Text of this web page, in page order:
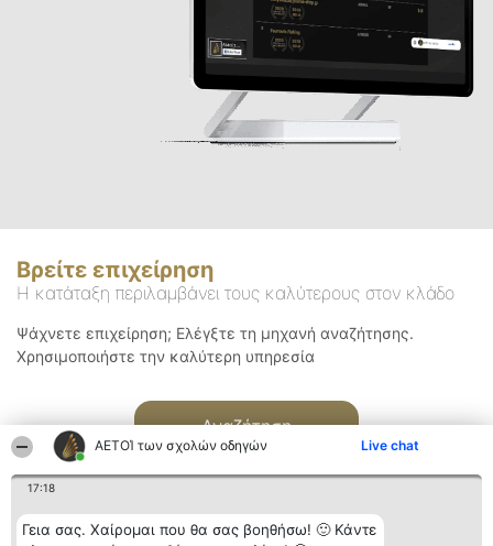
ΑΕΤΟΊ των σχολών οδηγών Live chat
17:18
Γεια σας. Χαίρομαι που θα σας βοηθήσω! 🙂 Κάντε
Βρείτε επιχείρηση
Η κατάταξη περιλαμβάνει τους καλύτερους στον κλάδο
Ψάχνετε επιχείρηση; Ελέγξτε τη μηχανή αναζήτησης.
Χρησιμοποιήστε την καλύτερη υπηρεσία
Αναζήτηση